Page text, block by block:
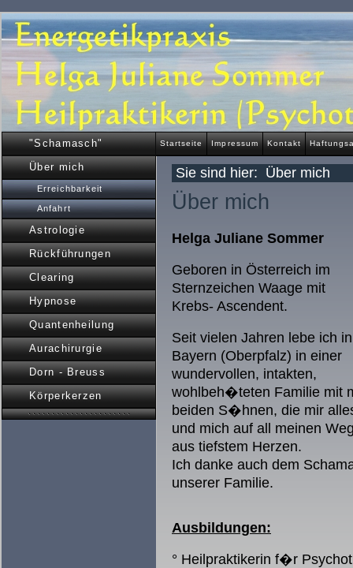
"Schamasch"
Über mich
Erreichbarkeit
Anfahrt
Astrologie
Rückführungen
Clearing
Hypnose
Quantenheilung
Aurachirurgie
Dorn - Breuss
Körperkerzen
Startseite Impressum Kontakt
Sie sind hier: Über mich
Über mich
Helga Juliane Sommer
Geboren in Österreich im
Sternzeichen Waage mit
Krebs- Ascendent.
Seit vielen Jahren lebe ich in
Bayern (Oberpfalz) in einer
wundervollen, intakten,
wohlbeh�teten Familie mit
beiden S�hnen, die mir
und mich auf all meinen
aus tiefstem Herzen.
Ich danke auch dem
unserer Familie.
Ausbildungen:
° Heilpraktikerin f�r